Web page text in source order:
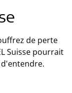
de perte
Suisse pourrait